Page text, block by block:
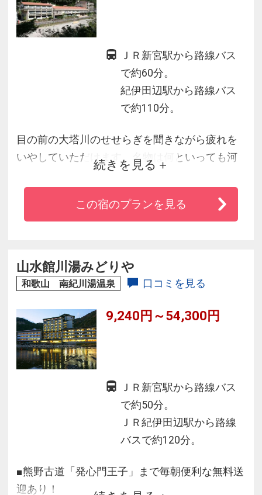
ＪＲ新宮駅から路線バス
で約60分。
紀伊田辺駅から路線バス
で約110分。
目の前の大塔川のせせらぎを聞きながら疲れを
いやしていただけます。名物は何といっても河
原に湧く露天風呂です。冬場は川をせき止めて
できた仙人風呂も楽しめます。料理は山菜、海
の幸など熊野の恵みを生かした会席料理をご賞
は、増水、荒天時ご利用頂けないことがござい
ます。
続きを見る
この宿のプランを見る
山水館川湯みどりや
和歌山 南紀川湯温泉 口コミを見る
9,240円～54,300円
ＪＲ新宮駅から路線バス
で約50分。
ＪＲ紀伊田辺駅から路線
バスで約120分。
■熊野古道「発心門王子」まで毎朝便利な無料送
迎あり！